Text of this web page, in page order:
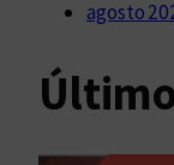
agosto